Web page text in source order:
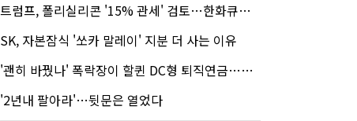
트럼프, 폴리실리콘 '15% 관세' 검토…한화큐셀·OCI 영향은?
SK, 자본잠식 '쏘카 말레이' 지분 더 사는 이유
'괜히 바꿨나' 폭락장이 할퀸 DC형 퇴직연금…전문가 조언은
'2년내 팔아라'…뒷문은 열었다